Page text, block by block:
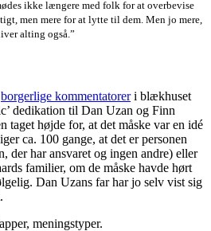
ikke længere med folk for at overbevise
men mere for at lytte til dem. Men jo mere,
alting også.”
borgerlige kommentatoreri blækhuset
dedikation til Dan Uzan og Finn
taget højde for, at det måske var en idé
ca. 100 gange, at det er personen
der har ansvaret og ingen andre) eller
familier, om de måske havde hørt
Dan Uzans far har jo selv vist sig
meningstyper.